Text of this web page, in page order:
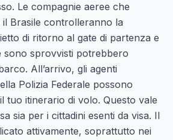
Le compagnie aeree che
Brasile controlleranno la
di ritorno al gate di partenza e
sono sprovvisti potrebbero
All’arrivo, gli agenti
Polizia Federale possono
tuo itinerario di volo. Questo vale
sia per i cittadini esenti da visa. Il
attivamente, soprattutto nei